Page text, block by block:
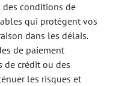
des conditions de
qui protègent vos
dans les délais.
de paiement
de crédit ou des
les risques et